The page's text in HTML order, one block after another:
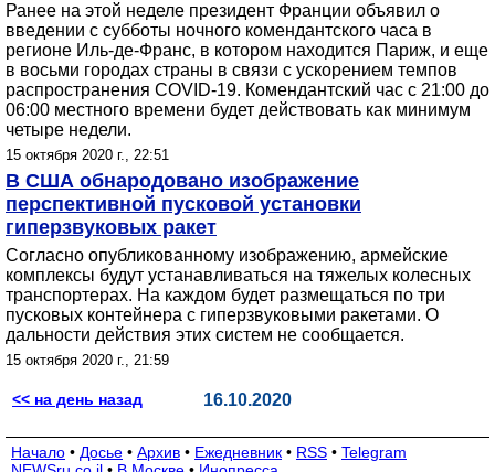
Ранее на этой неделе президент Франции объявил о
введении с субботы ночного комендантского часа в
регионе Иль-де-Франс, в котором находится Париж, и еще
в восьми городах страны в связи с ускорением темпов
распространения COVID-19. Комендантский час с 21:00 до
06:00 местного времени будет действовать как минимум
четыре недели.
15 октября 2020 г., 22:51
В США обнародовано изображение
перспективной пусковой установки
гиперзвуковых ракет
Согласно опубликованному изображению, армейские
комплексы будут устанавливаться на тяжелых колесных
транспортерах. На каждом будет размещаться по три
пусковых контейнера с гиперзвуковыми ракетами. О
дальности действия этих систем не сообщается.
15 октября 2020 г., 21:59
<< на день назад 16.10.2020
Начало • Досье • Архив • Ежедневник • RSS • Telegram